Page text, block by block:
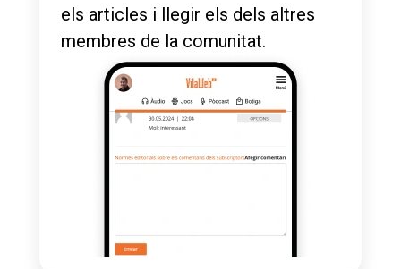
els articles i llegir els dels altres
membres de la comunitat.